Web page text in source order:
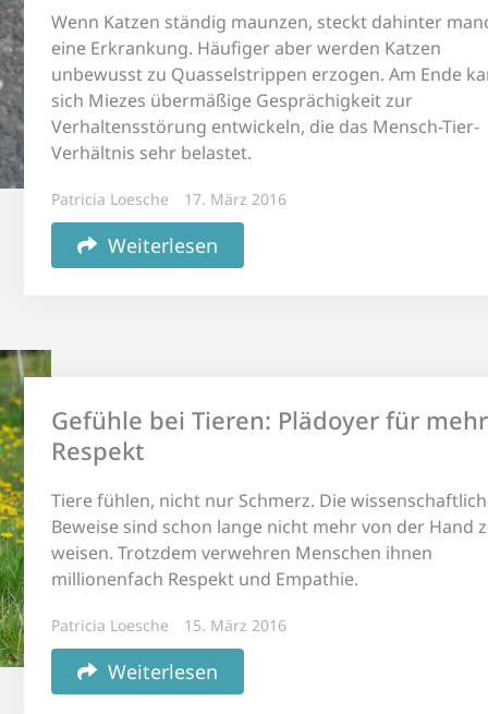
Wenn Katzen ständig maunzen, steckt dahinter
eine Erkrankung. Häufiger aber werden Katzen
unbewusst zu Quasselstrippen erzogen. Am Ende
sich Miezes übermäßige Gesprächigkeit zur
Verhaltensstörung entwickeln, die das Mensch-Tier-
Verhältnis sehr belastet.
Patricia Loesche 17. März 2016
Weiterlesen
Gefühle bei Tieren: Plädoyer für mehr
Respekt
Tiere fühlen, nicht nur Schmerz. Die
Beweise sind schon lange nicht mehr von der Hand
weisen. Trotzdem verwehren Menschen ihnen
millionenfach Respekt und Empathie.
Patricia Loesche 15. März 2016
Weiterlesen